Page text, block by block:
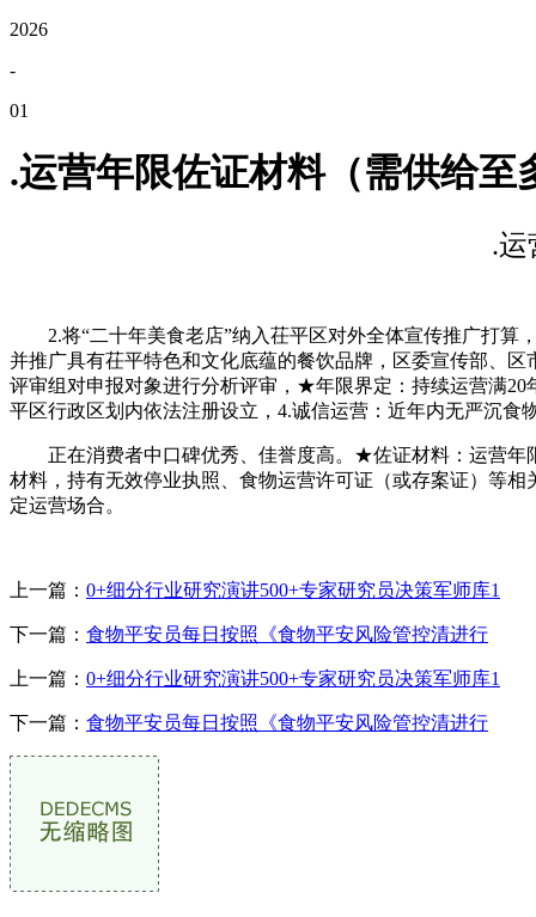
2026
-
01
.运营年限佐证材料（需供给至
.运
2.将“二十年美食老店”纳入茌平区对外全体宣传推广打算
并推广具有茌平特色和文化底蕴的餐饮品牌，区委宣传部、
评审组对申报对象进行分析评审，★年限界定：持续运营满20
平区行政区划内依法注册设立，4.诚信运营：近年内无严沉
正在消费者中口碑优秀、佳誉度高。★佐证材料：运营年限
材料，持有无效停业执照、食物运营许可证（或存案证）等
定运营场合。
上一篇： 0+细分行业研究演讲500+专家研究员决策军师库1
下一篇： 食物平安员每日按照《食物平安风险管控清进行
上一篇： 0+细分行业研究演讲500+专家研究员决策军师库1
下一篇： 食物平安员每日按照《食物平安风险管控清进行